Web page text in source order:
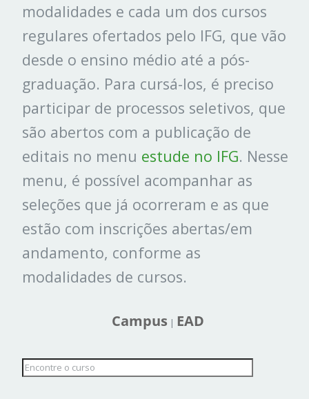
modalidades e cada um dos cursos
regulares ofertados pelo IFG, que vão
desde o ensino médio até a pós-
graduação. Para cursá-los, é preciso
participar de processos seletivos, que
são abertos com a publicação de
editais no menu estude no IFG. Nesse
menu, é possível acompanhar as
seleções que já ocorreram e as que
estão com inscrições abertas/em
andamento, conforme as
modalidades de cursos.
Campus | EAD